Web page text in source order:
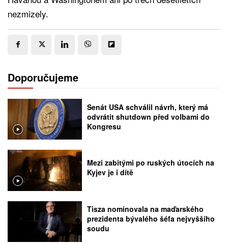
nezmizely.
Doporučujeme
Senát USA schválil návrh, který má
odvrátit shutdown před volbami do
Kongresu
Mezi zabitými po ruských útocích na
Kyjev je i dítě
Tisza nominovala na maďarského
prezidenta bývalého šéfa nejvyššího
soudu